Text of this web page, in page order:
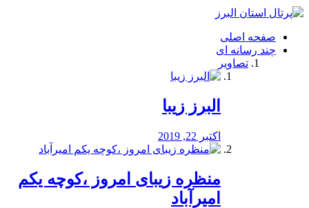
فصد
شرق
تهران
خشکشویی
صفحه اصلی
چند رسانه ای
تصاویر
البرز زیبا
اکتبر 22, 2019
منظره‌‌ زیبای امروز ،کوچه یکم
امیرآباد